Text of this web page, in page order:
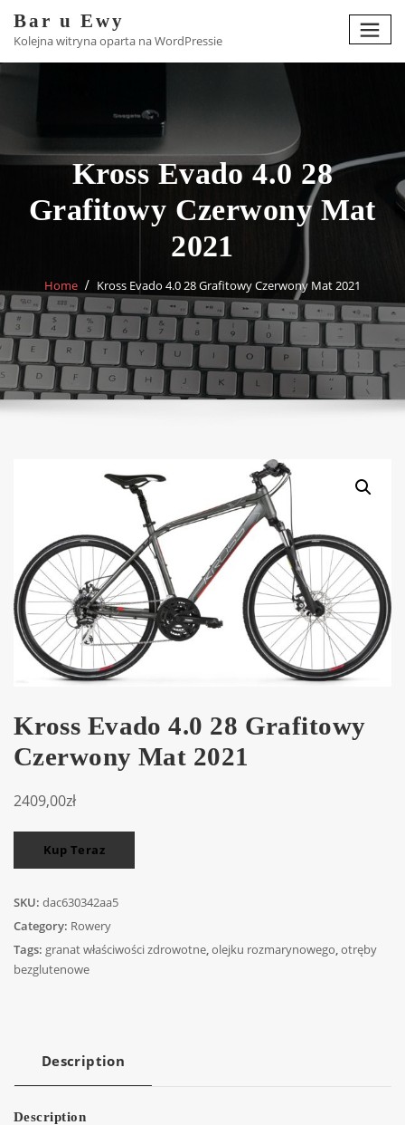
content
Bar u Ewy
Kolejna witryna oparta na WordPressie
Kross Evado 4.0 28
Grafitowy Czerwony Mat
2021
Home Kross Evado 4.0 28 Grafitowy Czerwony Mat 2021
Kross Evado 4.0 28 Grafitowy
Czerwony Mat 2021
2409,00zł
Kup Teraz
SKU: dac630342aa5
Category: Rowery
Tags: granat właściwości zdrowotne,olejku rozmarynowego,otręby
bezglutenowe
Description
Description